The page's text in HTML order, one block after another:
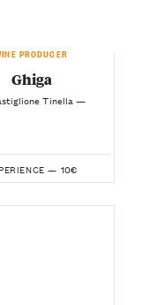
PRODUCER
Ghiga
Tinella —
— 10€